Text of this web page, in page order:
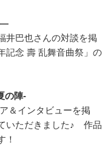
―
井巴也さんの対談を掲
念 壽 乱舞音曲祭」の
の陣-
＆インタビューを掲
いただきました♪ 作品
！